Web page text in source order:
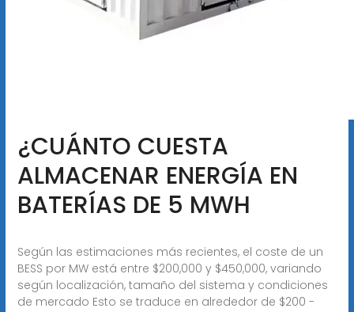
¿CUÁNTO CUESTA
ALMACENAR ENERGÍA EN
BATERÍAS DE 5 MWH
Según las estimaciones más recientes, el coste de un
BESS por MW está entre $200,000 y $450,000, variando
según localización, tamaño del sistema y condiciones
de mercado Esto se traduce en alrededor de $200 -